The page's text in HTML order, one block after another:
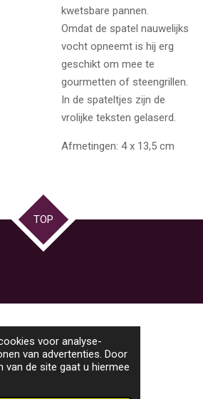
voor analyse-
van advertenties. Door
van de site gaat u hiermee
kwetsbare pannen.
Omdat de spatel nauwelijks
vocht opneemt is hij erg
geschikt om mee te
gourmetten of steengrillen.
In de spateltjes zijn de
vrolijke teksten gelaserd.
Afmetingen: 4 x 13,5 cm
TOP